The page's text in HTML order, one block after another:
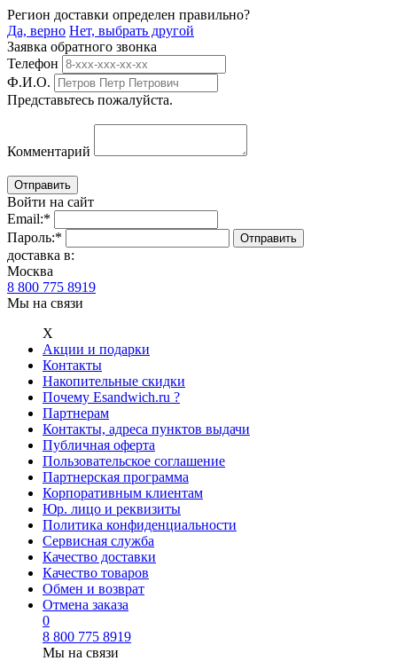
Регион доставки определен правильно?
Да, верно Нет, выбрать другой
Заявка обратного звонка
Телефон
Ф.И.О.
Представьтесь пожалуйста.
Комментарий
Войти на сайт
Email:*
Пароль:*
доставка в:
Москва
8 800 775 8919
Мы на связи
Х
Акции и подарки
Контакты
Накопительные скидки
Почему Esandwich.ru ?
Партнерам
Контакты, адреса пунктов выдачи
Публичная оферта
Пользовательское соглашение
Партнерская программа
Корпоративным клиентам
Юр. лицо и реквизиты
Политика конфиденциальности
Сервисная служба
Качество доставки
Качество товаров
Обмен и возврат
Отмена заказа
0
8 800 775 8919
Мы на связи